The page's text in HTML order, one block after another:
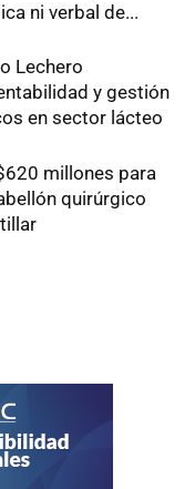
ni verbal de...
Lechero
y gestión
en sector lácteo
millones para
quirúrgico